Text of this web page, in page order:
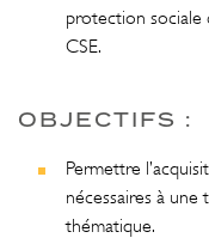
protection sociale
CSE.
OBJECTIFS :
Permettre
nécessaires à une
thématique.